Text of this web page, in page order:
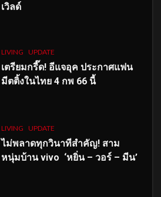
เวิลด์
LIVING UPDATE
เตรียมกรี๊ด! อีแจอุค ประกาศแฟน
มีตติ้งในไทย 4 กพ 66 นี้
LIVING UPDATE
ไม่พลาดทุกวินาทีสำคัญ! สาม
หนุ่มบ้าน vivo ‘หยิ่น – วอร์ – มีน’